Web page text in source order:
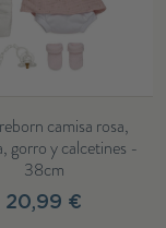
camisa rosa,
gorro y calcetines -
38cm
20,99 €